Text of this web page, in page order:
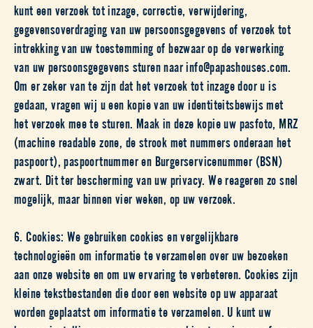
kunt een verzoek tot inzage, correctie, verwijdering,
gegevensoverdraging van uw persoonsgegevens of verzoek tot
intrekking van uw toestemming of bezwaar op de verwerking
van uw persoonsgegevens sturen naar info@papashouses.com.
Om er zeker van te zijn dat het verzoek tot inzage door u is
gedaan, vragen wij u een kopie van uw identiteitsbewijs met
het verzoek mee te sturen. Maak in deze kopie uw pasfoto, MRZ
(machine readable zone, de strook met nummers onderaan het
paspoort), paspoortnummer en Burgerservicenummer (BSN)
zwart. Dit ter bescherming van uw privacy. We reageren zo snel
mogelijk, maar binnen vier weken, op uw verzoek.
6. Cookies: We gebruiken cookies en vergelijkbare
technologieën om informatie te verzamelen over uw bezoeken
aan onze website en om uw ervaring te verbeteren. Cookies zijn
kleine tekstbestanden die door een website op uw apparaat
worden geplaatst om informatie te verzamelen. U kunt uw